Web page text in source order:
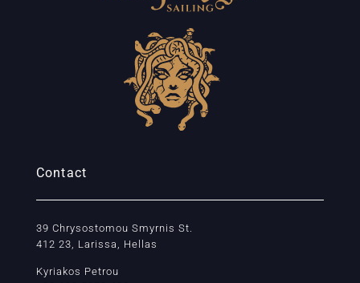
Contact
39 Chrysostomou Smyrnis St.
412 23, Larissa, Hellas
Kyriakos Petrou